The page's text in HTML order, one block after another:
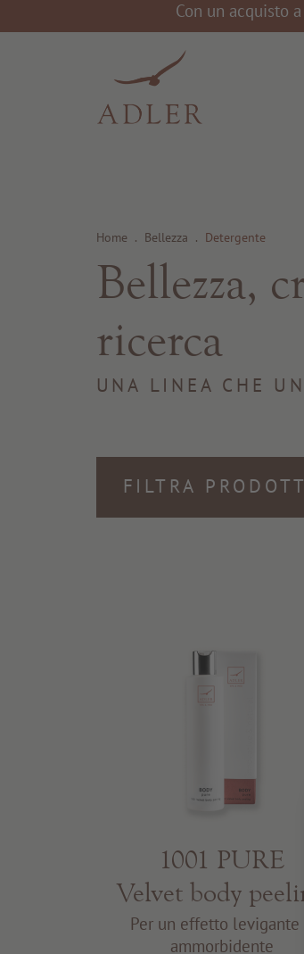
Con un acquisto
Home . Bellezza . Detergente
Bellezza,
ricerca
UNA LINEA CHE
FILTRA
1001 PURE
Velvet body
Per un effetto levigante
ammorbidente